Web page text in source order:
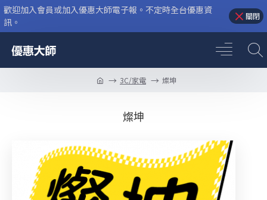
歡迎加入會員或加入優惠大師電子報。不定時全台優惠資
訊。
關閉
3C/家電 燦坤
燦坤